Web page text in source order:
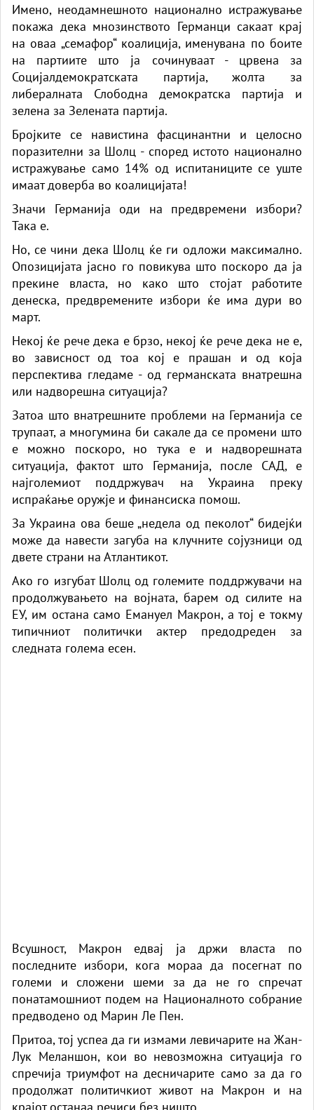
Имено, неодамнешното национално истражување
покажа дека мнозинството Германци сакаат крај
на оваа „семафор“ коалиција, именувана по боите
на партиите што ја сочинуваат - црвена за
Социјалдемократската партија, жолта за
либералната Слободна демократска партија и
зелена за Зелената партија.
Бројките се навистина фасцинантни и целосно
поразителни за Шолц - според истото национално
истражување само 14% од испитаниците се уште
имаат доверба во коалицијата!
Значи Германија оди на предвремени избори?
Така е.
Но, се чини дека Шолц ќе ги одложи максимално.
Опозицијата јасно го повикува што поскоро да ја
прекине власта, но како што стојат работите
денеска, предвремените избори ќе има дури во
март.
Некој ќе рече дека е брзо, некој ќе рече дека не е,
во зависност од тоа кој е прашан и од која
перспектива гледаме - од германската внатрешна
или надворешна ситуација?
Затоа што внатрешните проблеми на Германија се
трупаат, а многумина би сакале да се промени што
е можно поскоро, но тука е и надворешната
ситуација, фактот што Германија, после САД, е
најголемиот поддржувач на Украина преку
испраќање оружје и финансиска помош.
За Украина ова беше „недела од пеколот“ бидејќи
може да навести загуба на клучните сојузници од
двете страни на Атлантикот.
Ако го изгубат Шолц од големите поддржувачи на
продолжувањето на војната, барем од силите на
ЕУ, им остана само Емануел Макрон, а тој е токму
типичниот политички актер предодреден за
следната голема есен.
Всушност, Макрон едвај ја држи власта по
последните избори, кога мораа да посегнат по
големи и сложени шеми за да не го спречат
понатамошниот подем на Националното собрание
предводено од Марин Ле Пен.
Притоа, тој успеа да ги измами левичарите на Жан-
Лук Меланшон, кои во невозможна ситуација го
спречија триумфот на десничарите само за да го
продолжат политичкиот живот на Макрон и на
крајот останаа речиси без ништо.